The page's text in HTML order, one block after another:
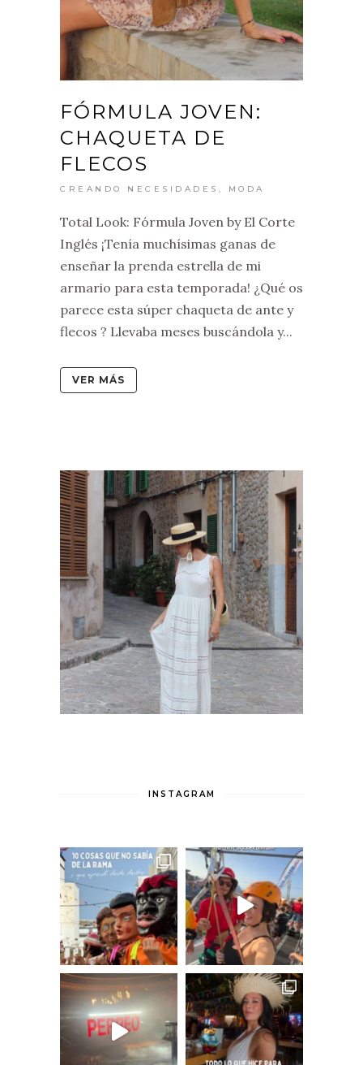
FÓRMULA JOVEN:
CHAQUETA DE
FLECOS
CREANDO NECESIDADES , MODA
Total Look: Fórmula Joven by El Corte
Inglés ¡Tenía muchísimas ganas de
enseñar la prenda estrella de mi
armario para esta temporada! ¿Qué os
parece esta súper chaqueta de ante y
flecos ? Llevaba meses buscándola y...
VER MÁS
INSTAGRAM